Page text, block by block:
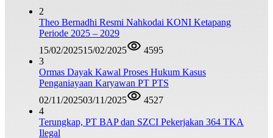
2
Theo Bernadhi Resmi Nahkodai KONI Ketapang
Periode 2025 – 2029
15/02/202515/02/2025
4595
3
Ormas Dayak Kawal Proses Hukum Kasus
Penganiayaan Karyawan PT PTS
02/11/202503/11/2025
4527
4
Terungkap, PT BAP dan SZCI Pekerjakan 364 TKA
Ilegal